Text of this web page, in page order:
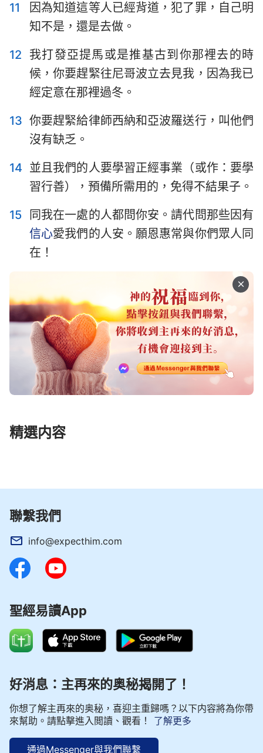
1 2 3
11
因為知道這等人已經背道，犯了罪，自己明
知不是，還是去做。
12
我打發亞提馬或是推基古到你那裡去的時
候，你要趕緊往尼哥波立去見我，因為我已
經定意在那裡過冬。
13 你要趕緊給律師西納和亞波羅送行，叫他們
沒有缺乏。
14 並且我們的人要學習正經事業（或作：要學
習行善），預備所需用的，免得不結果子。
15
同我在一處的人都問你安。請代問那些因有
信心愛我們的人安。願恩惠常與你們眾人同
在！
精選内容
聯繫我們
info@expecthim.com
聖經易讀App
好消息：主再來的奥秘揭開了！
你想了解主再來的奥秘，喜迎主重歸嗎？以下内容將為你帶
來幫助。請點擊進入閲讀、觀看！
了解更多
通過Messenger與我們聯繫